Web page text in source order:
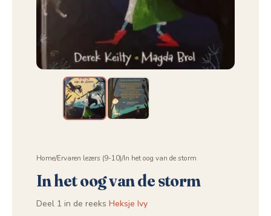
Home/Ervaren lezers (9-10)/In het oog van de storm
In het oog van de storm
Deel 1 in de reeks Heksje Ivy